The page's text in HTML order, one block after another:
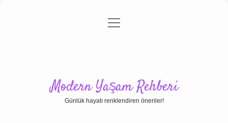
Gizlilik Politikası
menüyü
Modern Yaşam Rehberi
Günlük hayatı renklendiren öneriler!